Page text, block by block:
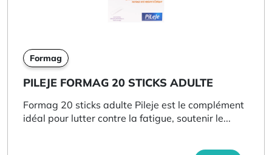
Formag
PILEJE FORMAG 20 STICKS ADULTE
Formag 20 sticks adulte Pileje est le complément
idéal pour lutter contre la fatigue, soutenir le...